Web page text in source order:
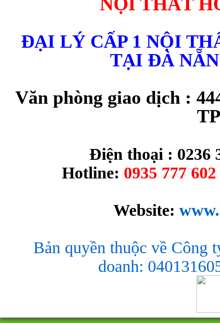
ĐẠI LÝ CẤP 1 NỘI
TẠI ĐÀ
Văn phòng giao dịch :
Điện thoại : 0236
Hotline: 0935 777
Website:
Bản quyền thuộc về Công
doanh: